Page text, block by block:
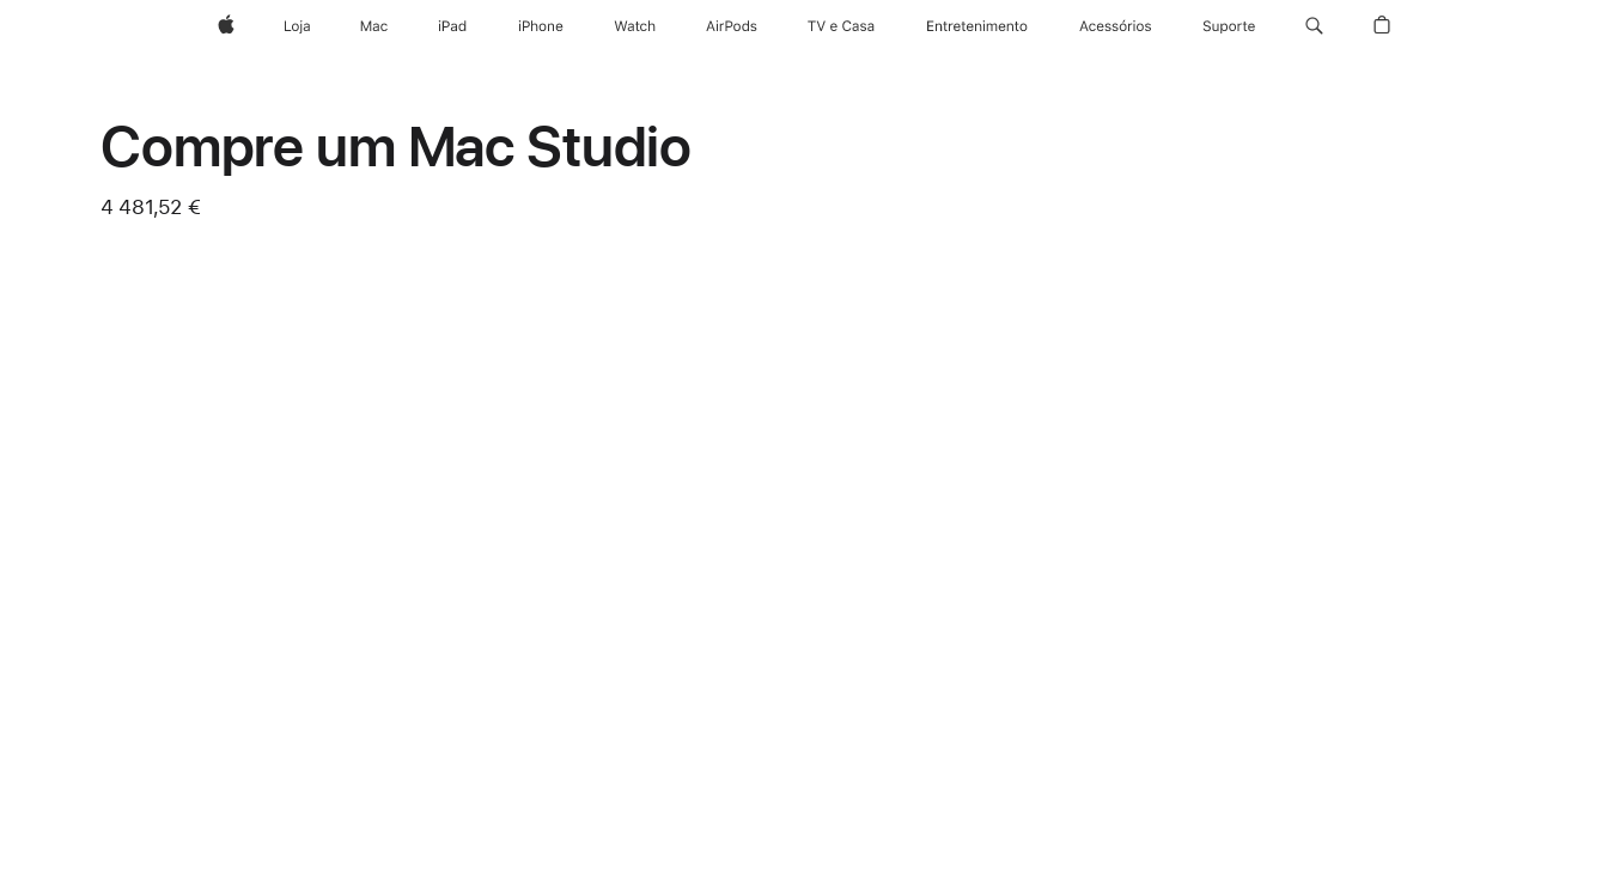
AppleLoja Mac iPad iPhone Watch AirPods TV e Casa Entretenimento Acessórios Suporte
Compre um Mac Studio
4 481,52 €